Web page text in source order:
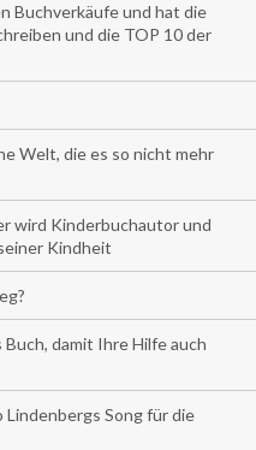
Buchverkäufe und hat die
und die TOP 10 der
Welt, die es so nicht mehr
wird Kinderbuchautor und
Kindheit
damit Ihre Hilfe auch
Song für die